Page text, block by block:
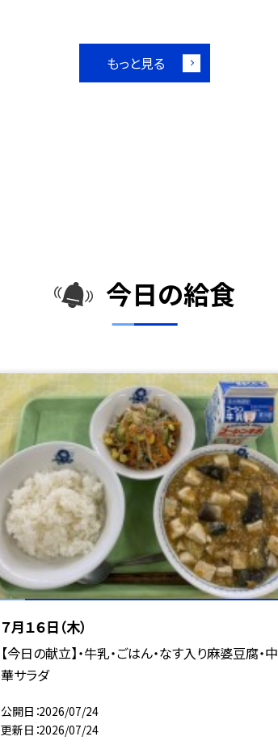
もっと見る
今日の給食
７月１６日（木）
【今日の献立】・牛乳・ごはん・なす入り麻婆豆腐・中
華サラダ
公開日 2026/07/24
更新日 2026/07/24